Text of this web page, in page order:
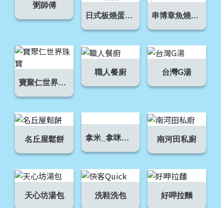
粥師傅
日式板燒蛋餅&一夜魯蛋
串博章魚燒，串博ふうりん
寶聚仁世界珠寶
職人餐廚 台灣G湯
名丘屋鬆餅 拿米_拿咪商店 南河田私廚
天心坊湯包 洗鞋洗包 好呷拉麵